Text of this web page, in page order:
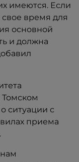
имеются. Если
время для
основной
и должна
ситуации с
приема